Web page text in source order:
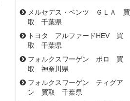
メルセデス・ベンツ ＧＬＡ 買
取 千葉県
トヨタ アルファードHEV 買
取 千葉県
フォルクスワーゲン ポロ 買
取 神奈川県
フォルクスワーゲン ティグア
ン 買取 千葉県